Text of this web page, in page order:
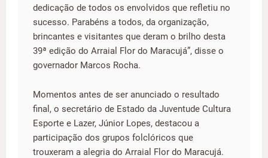
dedicação de todos os envolvidos que refletiu no
sucesso. Parabéns a todos, da organização,
brincantes e visitantes que deram o brilho desta
39ª edição do Arraial Flor do Maracujá”, disse o
governador Marcos Rocha.
Momentos antes de ser anunciado o resultado
final, o secretário de Estado da Juventude Cultura
Esporte e Lazer, Júnior Lopes, destacou a
participação dos grupos folclóricos que
trouxeram a alegria do Arraial Flor do Maracujá.